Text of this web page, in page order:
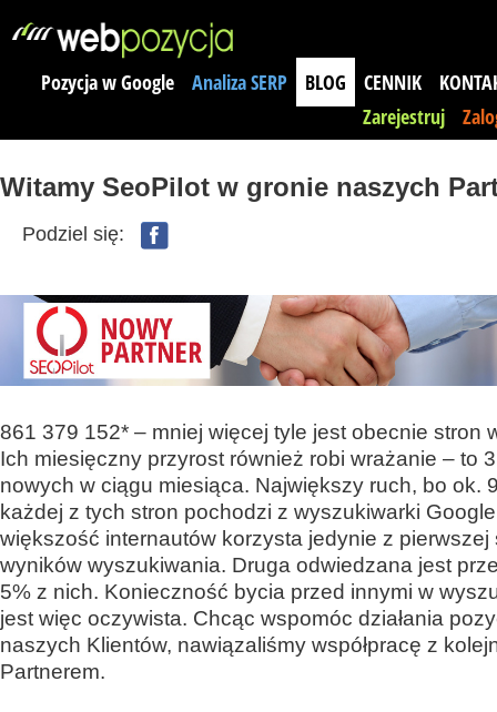
Pozycja w Google Analiza SERP BLOG CENNIK
Zarejestruj
Witamy SeoPilot w gronie naszych
Podziel się:
861 379 152* – mniej więcej tyle jest obecnie stron
Ich miesięczny przyrost również robi wrażanie – to
nowych w ciągu miesiąca. Największy ruch, bo ok.
każdej z tych stron pochodzi z wyszukiwarki
większość internautów korzysta jedynie z pierwszej
wyników wyszukiwania. Druga odwiedzana jest
5% z nich. Konieczność bycia przed innymi w
jest więc oczywista. Chcąc wspomóc działania
naszych Klientów, nawiązaliśmy współpracę z
Partnerem.